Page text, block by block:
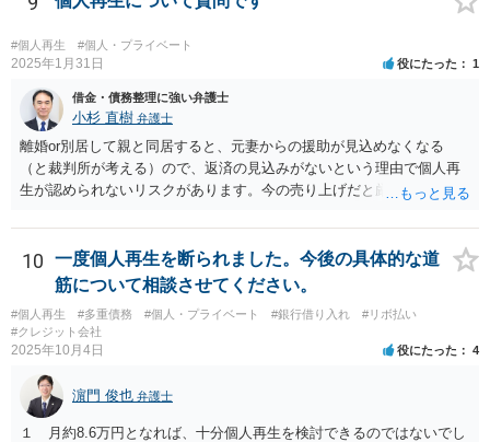
#個人再生 #個人・プライベート
2025年1月31日 役にたった 1
借金・債務整理に強い弁護士
小杉 直樹 弁護士
離婚or別居して親と同居すると、元妻からの援助が見込めなくなる
（と裁判所が考える）ので、返済の見込みがないという理由で個人再
生が認められないリスクがあります。今の売り上げだと厳しいのでは
親がそれを払っていけるなら構わないと思います。 実際には、いろい
ろの事情を総合的に検討して方針を決めないといけないので、直接弁
護士と面談したうえで、債務整理を依頼してください。
10
一度個人再生を断られました。今後の具体的な道
筋について相談させてください。
#個人再生 #多重債務 #個人・プライベート #銀行借り入れ
#リボ払い
#クレジット会社
2025年10月4日 役にたった 4
濵門 俊也 弁護士
１ 月約8.6万円となれば、十分個人再生を検討できるのではないでし